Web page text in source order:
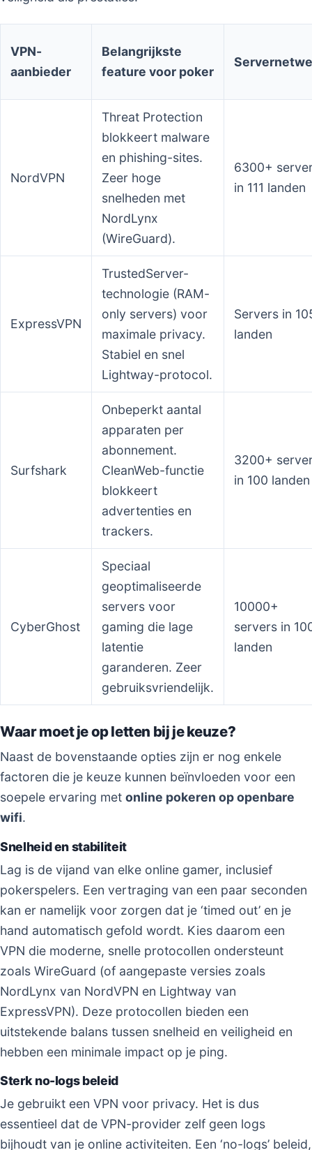
VPN-
aanbieder
Belangrijkste
feature voor poker
NordVPN
Threat Protection
blokkeert malware
en phishing-sites.
Zeer hoge
snelheden met
NordLynx
(WireGuard).
6300+
in 111 landen
ExpressVPN
TrustedServer-
technologie (RAM-
only servers) voor
maximale privacy.
Stabiel en snel
Lightway-protocol.
Servers in
landen
Surfshark
Onbeperkt aantal
apparaten per
abonnement.
CleanWeb-functie
blokkeert
advertenties en
trackers.
3200+
in 100 landen
CyberGhost
Speciaal
geoptimaliseerde
servers voor
gaming die lage
latentie
garanderen. Zeer
gebruiksvriendelijk.
10000+
servers in
landen
Waar moet je op letten bij je keuze?
Naast de bovenstaande opties zijn er nog enkele
factoren die je keuze kunnen beïnvloeden voor een
soepele ervaring met online pokeren op openbare
wifi.
Snelheid en stabiliteit
Lag is de vijand van elke online gamer, inclusief
pokerspelers. Een vertraging van een paar seconden
kan er namelijk voor zorgen dat je ‘timed out’ en je
hand automatisch gefold wordt. Kies daarom een
VPN die moderne, snelle protocollen ondersteunt
zoals WireGuard (of aangepaste versies zoals
NordLynx van NordVPN en Lightway van
ExpressVPN). Deze protocollen bieden een
uitstekende balans tussen snelheid en veiligheid en
hebben een minimale impact op je ping.
Sterk no-logs beleid
Je gebruikt een VPN voor privacy. Het is dus
essentieel dat de VPN-provider zelf geen logs
bijhoudt van je online activiteiten. Een ‘no-logs’ beleid,